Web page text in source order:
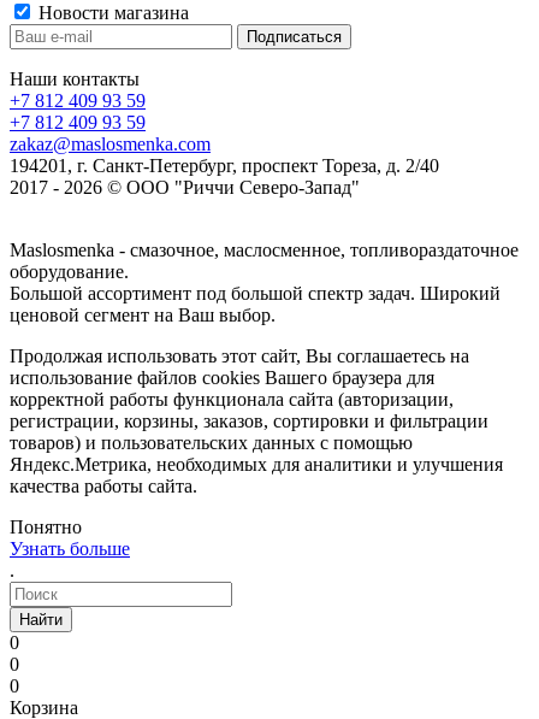
Новости магазина
Наши контакты
+7 812 409 93 59
+7 812 409 93 59
zakaz@maslosmenka.com
194201, г. Санкт-Петербург, проспект Тореза, д. 2/40
2017 - 2026 © ООО "Риччи Северо-Запад"
Maslosmenka - смазочное, маслосменное, топливораздаточное
оборудование.
Большой ассортимент под большой спектр задач. Широкий
ценовой сегмент на Ваш выбор.
Продолжая использовать этот сайт, Вы соглашаетесь на
использование файлов cookies Вашего браузера для
корректной работы функционала сайта (авторизации,
регистрации, корзины, заказов, сортировки и фильтрации
товаров) и пользовательских данных с помощью
Яндекс.Метрика, необходимых для аналитики и улучшения
качества работы сайта.
Понятно
Узнать больше
.
Найти
0
0
0
Корзина